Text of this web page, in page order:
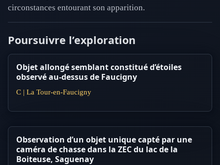
circonstances entourant son apparition.
Poursuivre l’exploration
Objet allongé semblant constitué d’étoiles
observé au-dessus de Faucigny
C | La Tour-en-Faucigny
Observation d’un objet unique capté par une
caméra de chasse dans la ZEC du lac de la
Boiteuse, Saguenay